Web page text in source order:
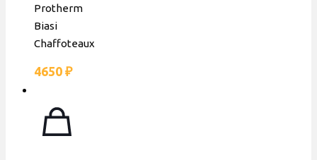
Protherm
Biasi
Chaffoteaux
4650 ₽